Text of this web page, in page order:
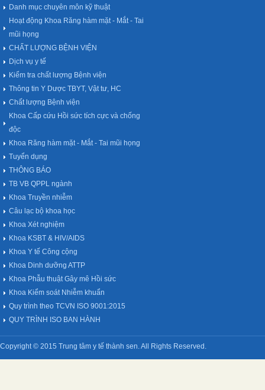
Danh mục chuyên môn kỹ thuật
Hoạt động Khoa Răng hàm mặt - Mắt - Tai
mũi họng
CHẤT LƯỢNG BỆNH VIỆN
Dịch vụ y tế
Kiểm tra chất lượng Bệnh viện
Thông tin Y Dược TBYT, Vật tư, HC
Chất lượng Bệnh viện
Khoa Cấp cứu Hồi sức tích cực và chống
độc
Khoa Răng hàm mặt - Mắt - Tai mũi họng
Tuyển dụng
THÔNG BÁO
TB VB QPPL ngành
Khoa Truyền nhiễm
Câu lạc bộ khoa học
Khoa Xét nghiệm
Khoa KSBT & HIV/AIDS
Khoa Y tế Công cộng
Khoa Dinh dưỡng ATTP
Khoa Phẫu thuật Gây mê Hồi sức
Khoa Kiểm soát Nhiễm khuẩn
Quy trình theo TCVN ISO 9001:2015
QUY TRÌNH ISO BAN HÀNH
Copyright © 2015 Trung tâm y tế thành sen. All Rights Reserved.